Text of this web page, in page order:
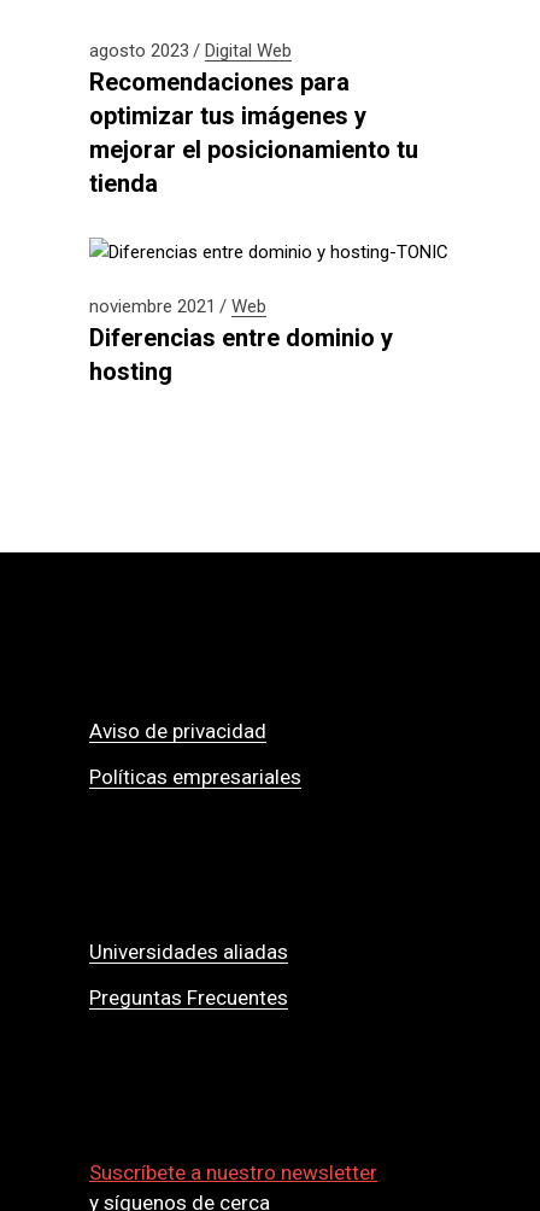
agosto 2023 Digital Web
Recomendaciones para
optimizar tus imágenes y
mejorar el posicionamiento tu
tienda
noviembre 2021 Web
Diferencias entre dominio y
hosting
Aviso de privacidad
Políticas empresariales
Universidades aliadas
Preguntas Frecuentes
Suscríbete a nuestro newsletter
y síguenos de cerca